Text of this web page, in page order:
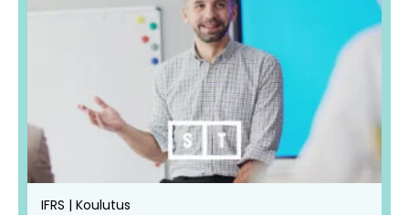
IFRS | Koulutus
useampi
muunnelma.
Voit
tehdä
valinnat
tuotteen
useampi
muunnelma.
Voit
tehdä
valinnat
tuotteen